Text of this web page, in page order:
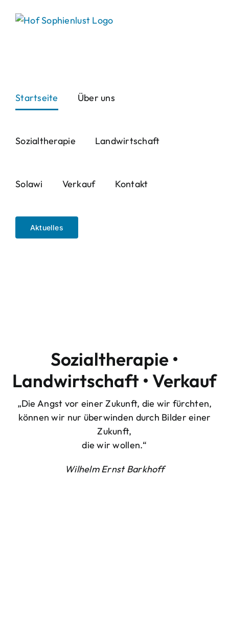
Startseite Über uns
Sozialtherapie Landwirtschaft
Solawi Verkauf Kontakt
Aktuelles
Sozialtherapie •
Landwirtschaft • Verkauf
„Die Angst vor einer Zukunft, die wir fürchten,
können wir nur überwinden durch Bilder einer
Zukunft,
die wir wollen.“
Wilhelm Ernst Barkhoff